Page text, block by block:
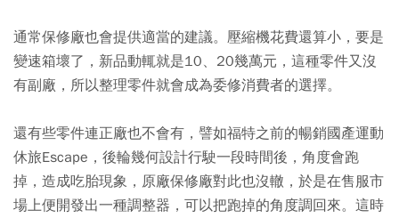
通常保修廠也會提供適當的建議。壓縮機花費還算小，要是
變速箱壞了，新品動輒就是10、20幾萬元，這種零件又沒
有副廠，所以整理零件就會成為委修消費者的選擇。
還有些零件連正廠也不會有，譬如福特之前的暢銷國產運動
休旅Escape，後輪幾何設計行駛一段時間後，角度會跑
掉，造成吃胎現象，原廠保修廠對此也沒轍，於是在售服市
場上便開發出一種調整器，可以把跑掉的角度調回來。這時